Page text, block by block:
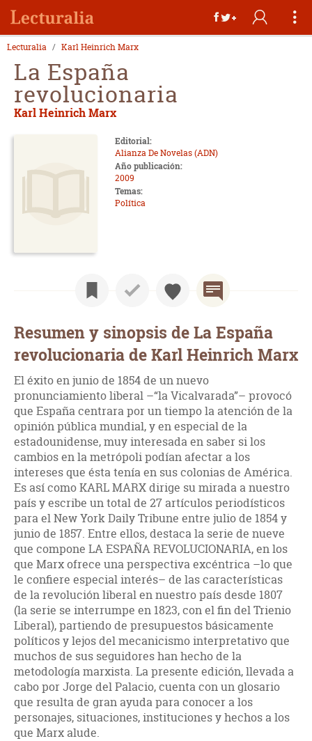
Lecturalia Karl Heinrich Marx
La España
revolucionaria
Karl Heinrich Marx
Editorial:
Alianza De Novelas (ADN)
Año publicación:
2009
Temas:
Política
Resumen y sinopsis de La España
revolucionaria de Karl Heinrich Marx
El éxito en junio de 1854 de un nuevo
pronunciamiento liberal –“la Vicalvarada”– provocó
que España centrara por un tiempo la atención de la
opinión pública mundial, y en especial de la
estadounidense, muy interesada en saber si los
cambios en la metrópoli podían afectar a los
intereses que ésta tenía en sus colonias de América.
Es así como KARL MARX dirige su mirada a nuestro
país y escribe un total de 27 artículos periodísticos
para el New York Daily Tribune entre julio de 1854 y
junio de 1857. Entre ellos, destaca la serie de nueve
que compone LA ESPAÑA REVOLUCIONARIA, en los
que Marx ofrece una perspectiva excéntrica –lo que
le confiere especial interés– de las características
de la revolución liberal en nuestro país desde 1807
(la serie se interrumpe en 1823, con el fin del Trienio
Liberal), partiendo de presupuestos básicamente
políticos y lejos del mecanicismo interpretativo que
muchos de sus seguidores han hecho de la
metodología marxista. La presente edición, llevada a
cabo por Jorge del Palacio, cuenta con un glosario
que resulta de gran ayuda para conocer a los
personajes, situaciones, instituciones y hechos a los
que Marx alude.